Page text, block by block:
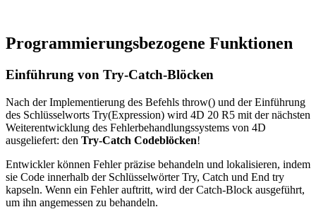
Programmierungsbezogene Funktionen
Einführung von Try-Catch-Blöcken
Nach der Implementierung des Befehls throw() und der Einführung
des Schlüsselworts Try(Expression) wird 4D 20 R5 mit der nächsten
Weiterentwicklung des Fehlerbehandlungssystems von 4D
ausgeliefert: den Try-Catch Codeblöcken!
Entwickler können Fehler präzise behandeln und lokalisieren, indem
sie Code innerhalb der Schlüsselwörter Try, Catch und End try
kapseln. Wenn ein Fehler auftritt, wird der Catch-Block ausgeführt,
um ihn angemessen zu behandeln.